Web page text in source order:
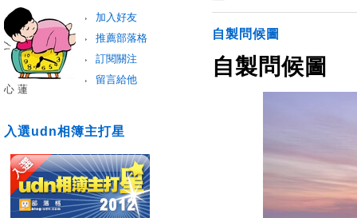
自製問候圖
自製問候圖
加入好友
推薦部落格
訂閱關注
留言給他
心 蓮
入選udn相簿主打星